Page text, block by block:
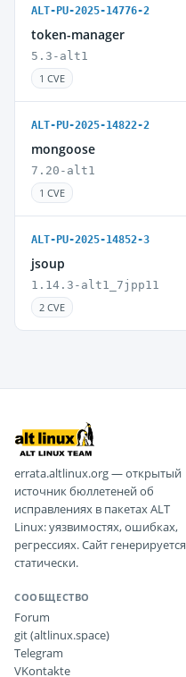
ALT-PU-2025-14776-2
token-manager
5.3-alt1
1 CVE
ALT-PU-2025-14822-2
mongoose
7.20-alt1
1 CVE
ALT-PU-2025-14852-3
jsoup
1.14.3-alt1_7jpp11
2 CVE
errata.altlinux.org — открытый
источник бюллетеней об
исправлениях в пакетах ALT
Linux: уязвимостях, ошибках,
регрессиях. Сайт генерируется
статически.
СООБЩЕСТВО
Forum
git (altlinux.space)
Telegram
VKontakte